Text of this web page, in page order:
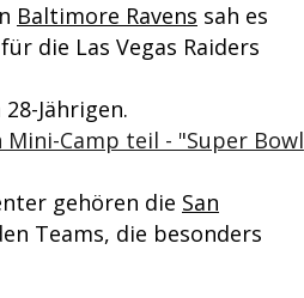
Baltimore Ravens sah es
die Las Vegas Raiders
Jährigen.
Mini-Camp teil - "Super Bowl
gehören die San
Teams, die besonders